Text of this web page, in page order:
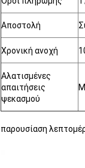
Αποστολή
Χρονική ανοχή
Αλατισμένες
απαιτήσεις
ψεκασμού
παρουσίαση